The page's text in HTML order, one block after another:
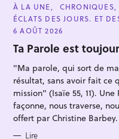
C
A
T
E
G
O
R
E
À LA UNE
CHRONIQUES
ÉCLATS DES JOURS. ET
6 AOÛT 2026
Ta Parole est
"Ma parole, qui sort de
résultat, sans avoir fait ce
mission" (Isaïe 55, 11).
façonne, nous traverse,
offert par Christine Barbey.
Lire
r
c
h
e
r